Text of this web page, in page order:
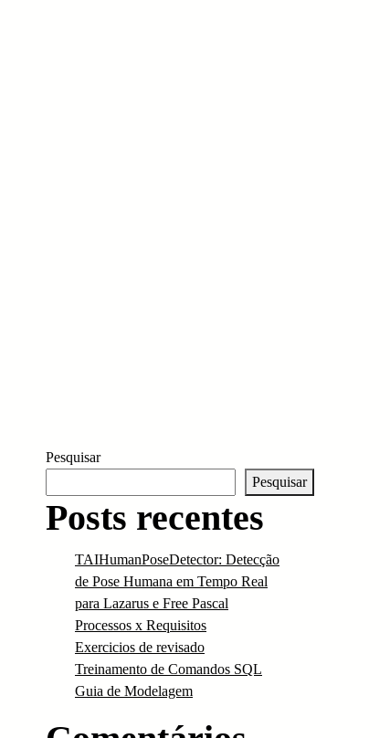
Pesquisar
Pesquisar
Posts recentes
TAIHumanPoseDetector: Detecção
de Pose Humana em Tempo Real
para Lazarus e Free Pascal
Processos x Requisitos
Exercicios de revisado
Treinamento de Comandos SQL
Guia de Modelagem